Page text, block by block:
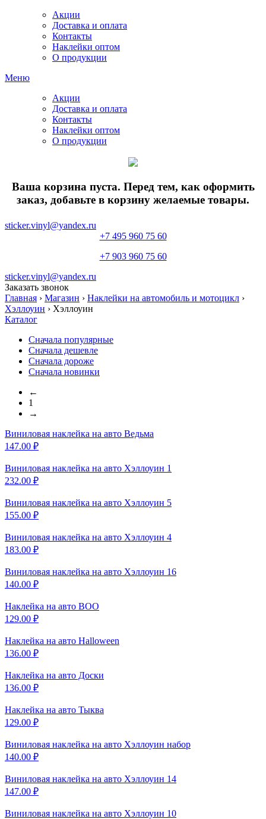
Акции
Доставка и оплата
Контакты
Наклейки оптом
О продукции
Меню
Акции
Доставка и оплата
Контакты
Наклейки оптом
О продукции
Ваша корзина пуста. Перед тем, как оформить
заказ, добавьте в корзину желаемые товары.
sticker.vinyl@yandex.ru
+7 495 960 75 60
+7 903 960 75 60
sticker.vinyl@yandex.ru
Заказать звонок
Главная › Магазин › Наклейки на автомобиль и мотоцикл ›
Хэллоуин › Хэллоуин
Каталог
Сначала популярные
Сначала дешевле
Сначала дороже
Сначала новинки
←
1
→
Виниловая наклейка на авто Ведьма
147.00 ₽
Виниловая наклейка на авто Хэллоуин 1
232.00 ₽
Виниловая наклейка на авто Хэллоуин 5
155.00 ₽
Виниловая наклейка на авто Хэллоуин 4
183.00 ₽
Виниловая наклейка на авто Хэллоуин 16
140.00 ₽
Наклейка на авто BOO
129.00 ₽
Наклейка на авто Halloween
136.00 ₽
Наклейка на авто Доски
136.00 ₽
Наклейка на авто Тыква
129.00 ₽
Виниловая наклейка на авто Хэллоуин набор
140.00 ₽
Виниловая наклейка на авто Хэллоуин 14
147.00 ₽
Виниловая наклейка на авто Хэллоуин 10